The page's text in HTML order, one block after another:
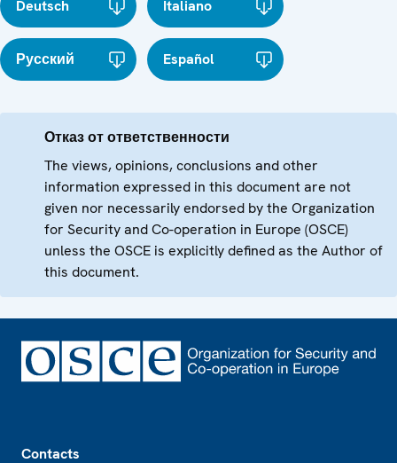
Deutsch Italiano
Русский Español
Отказ от ответственности
The views, opinions, conclusions and other
information expressed in this document are not
given nor necessarily endorsed by the Organization
for Security and Co-operation in Europe (OSCE)
unless the OSCE is explicitly defined as the Author of
this document.
Contacts